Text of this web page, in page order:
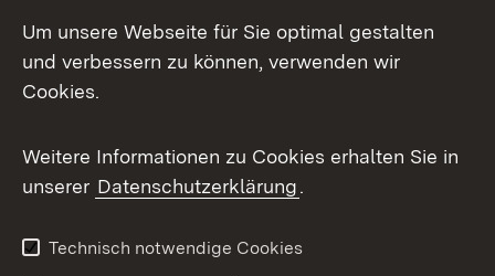
X / Twitter
Youtube
Kontakt
Datenschutz
Barrierefreiheit
Um unsere Webseite für Sie optimal gestalten
und verbessern zu können, verwenden wir
Cookies.
Weitere Informationen zu Cookies erhalten Sie in
unserer Datenschutzerklärung.
Technisch notwendige Cookies